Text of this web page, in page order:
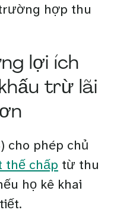
hợp thu
lợi ích
trừ lãi
cho phép chủ
thế chấp từ thu
họ kê khai